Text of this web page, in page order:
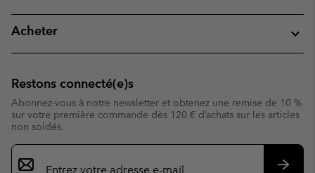
Acheter
Restons connecté(e)s
Abonnez-vous à notre newsletter et obtenez une remise de 10 %
sur votre première commande dès 120 € d’achats sur les articles
non soldés.
Inscription
par